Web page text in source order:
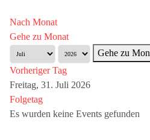
Nach Monat
Gehe zu Monat
Gehe zu
Vorheriger Tag
Freitag, 31. Juli 2026
Folgetag
Es wurden keine Events gefunden